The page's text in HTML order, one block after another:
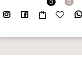
0 0